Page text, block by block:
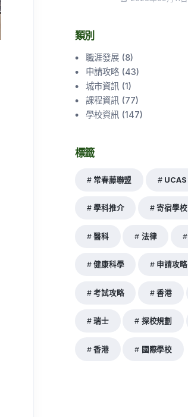
類別
職涯發展(8)
申請攻略(43)
城市資訊 (1)
課程資訊 (77)
學校資訊 (147)
標籤
常春藤聯盟 UCAS
學科推介 寄宿學校
醫科 法律
健康科學 申請攻略
考試攻略 香港
瑞士 探校規劃
香港 國際學校